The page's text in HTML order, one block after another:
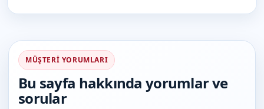
MÜŞTERI YORUMLARI
Bu sayfa hakkında yorumlar ve
sorular